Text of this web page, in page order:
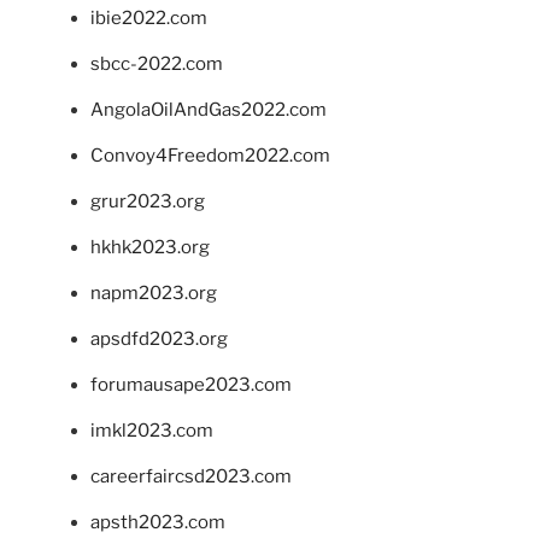
ibie2022.com
sbcc-2022.com
AngolaOilAndGas2022.com
Convoy4Freedom2022.com
grur2023.org
hkhk2023.org
napm2023.org
apsdfd2023.org
forumausape2023.com
imkl2023.com
careerfaircsd2023.com
apsth2023.com